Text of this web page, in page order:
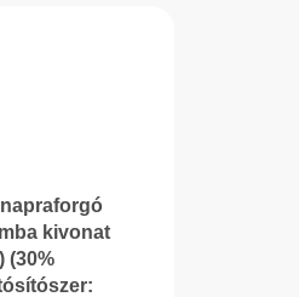
kivonat
(30%